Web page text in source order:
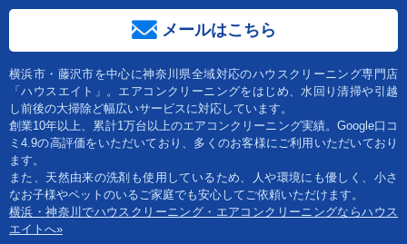
メールはこちら
横浜市・藤沢市を中心に神奈川県全域対応のハウスクリーニング専門店
「ハウスエイト」。エアコンクリーニングをはじめ、水回り清掃や引越
し前後の大掃除ど幅広いサービスに対応しています。
創業10年以上、累計1万台以上のエアコンクリーニング実績。Google口コ
ミ4.9の高評価をいただいており、多くのお客様にご利用いただいており
ます。
また、天然由来の洗剤も使用しているため、人や環境にも優しく、小さ
なお子様やペットのいるご家庭でも安心してご依頼いただけます。
横浜・神奈川でハウスクリーニング・エアコンクリーニングならハウス
エイトへ»